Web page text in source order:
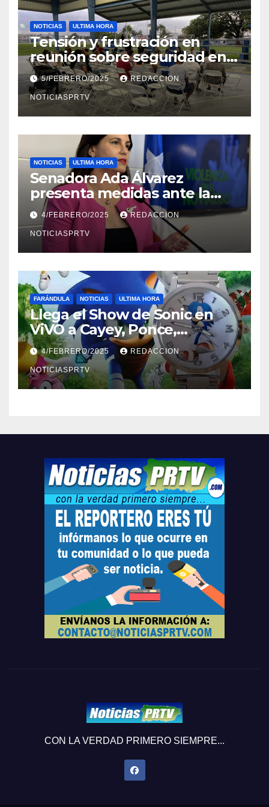
NOTICIAS ULTIMA HORA
Tensión y frustración en
reunión sobre seguridad en
Reparto Metropolitano
5/FEBRERO/2025 REDACCION
NOTICIASPRTV
NOTICIAS ULTIMA HORA
Senadora Ada Álvarez
presenta medidas ante la
violencia en el noviazgo
4/FEBRERO/2025 REDACCION
NOTICIASPRTV
FARÁNDULA NOTICIAS ULTIMA HORA
Llega el Show de Sonic en
ViVO a Cayey, Ponce,
Barceloneta y Humacao,
Relojes gratis para el que
compre ahora….
4/FEBRERO/2025 REDACCION
NOTICIASPRTV
CON LA VERDAD PRIMERO SIEMPRE...